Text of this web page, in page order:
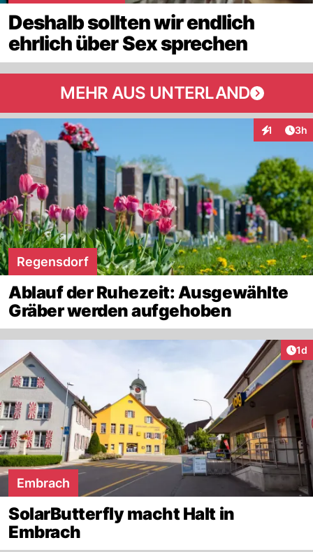
Deshalb sollten wir endlich
ehrlich über Sex sprechen
MEHR AUS UNTERLAND
1 3h
Regensdorf
Ablauf der Ruhezeit: Ausgewählte
Gräber werden aufgehoben
1d
Embrach
SolarButterfly macht Halt in
Embrach